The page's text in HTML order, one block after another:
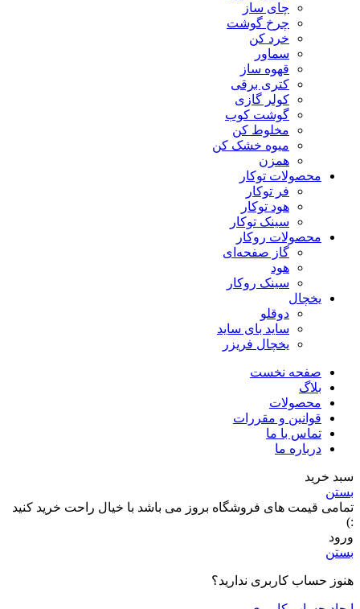
چای ساز
چرخ گوشت
خرد کن
سماور
قهوه ساز
کتری برقی
کولر گازی
گوشت کوب
مخلوط کن
میوه خشک کن
همزن
محصولات توکار
فر توکار
هود توکار
سینک توکار
محصولات روکار
گاز صفحه‌ای
هود
سینک روکار
یخچال
دوقلو
ساید بای ساید
یخچال فریزر
صفحه نخست
بلاگ
محصولات
قوانین و مقررات
تماس با ما
درباره ما
سبد خرید
بستن
تمامی قیمت های فروشگاه بروز می باشد با خیال راحت خرید کنید
:)
ورود
بستن
هنوز حساب کاربری ندارید؟